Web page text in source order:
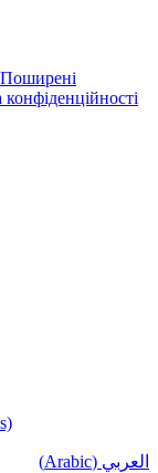
Поширені
العربي (Arabic)